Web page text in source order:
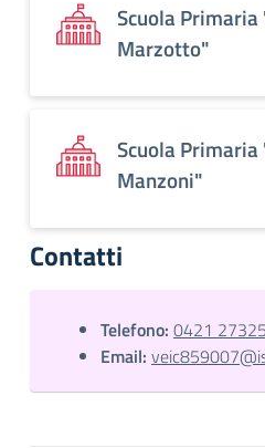
Scuola
Marzotto"
Scuola
Manzoni"
Contatti
Telefono: 0421
Email: